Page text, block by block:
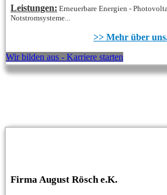
Leistungen: Erneuerbare Energien -
Notstromsysteme...
>> Mehr über
Wir bilden aus - Karriere starten
Firma August Rösch e.K.